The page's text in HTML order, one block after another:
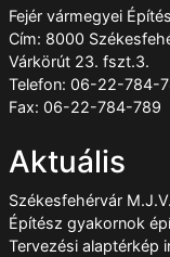
Fejér vármegyei
Cím: 8000
Várkörút 23. fszt.3.
Telefon: 06-22-784-
Fax: 06-22-784-789
Aktuális
Székesfehérvár
Építész gyakornok
Tervezési alaptérkép